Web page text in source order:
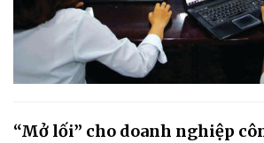
“Mở lối” cho doanh nghiệp